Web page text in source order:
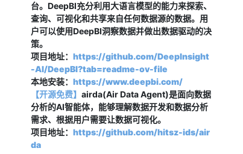
台。DeepBI充分利用大语言模型的能力来探索、
查询、可视化和共享来自任何数据源的数据。用
户可以使用DeepBI洞察数据并做出数据驱动的决
策。
项目地址： https://github.com/DeepInsight
-AI/DeepBI?tab=readme-ov-file
本地安装： https://www.deepbi.com/
【开源免费】 airda(Air Data Agent)是面向数据
分析的AI智能体，能够理解数据开发和数据分析
需求、根据用户需要让数据可视化。
项目地址： https://github.com/hitsz-ids/air
da